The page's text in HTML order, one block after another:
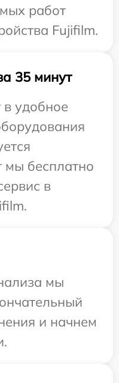
работ
Fujifilm.
35 минут
удобное
мы бесплатно
в
мы
и начнем